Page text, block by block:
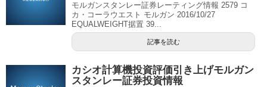
モルガンスタンレー証券レーティング情報 2579 コ
カ・コーラウエスト モルガン 2016/10/27
EQUALWEIGHT据置 39...
記事を読む
カシオ計算機投資評価引き上げモルガン
スタンレー証券投資情報